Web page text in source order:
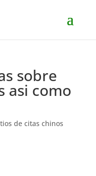
sobre
asi­ como
de citas chinos